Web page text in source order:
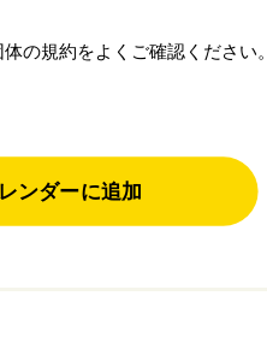
の規約をよくご確認ください。
ンダーに追加